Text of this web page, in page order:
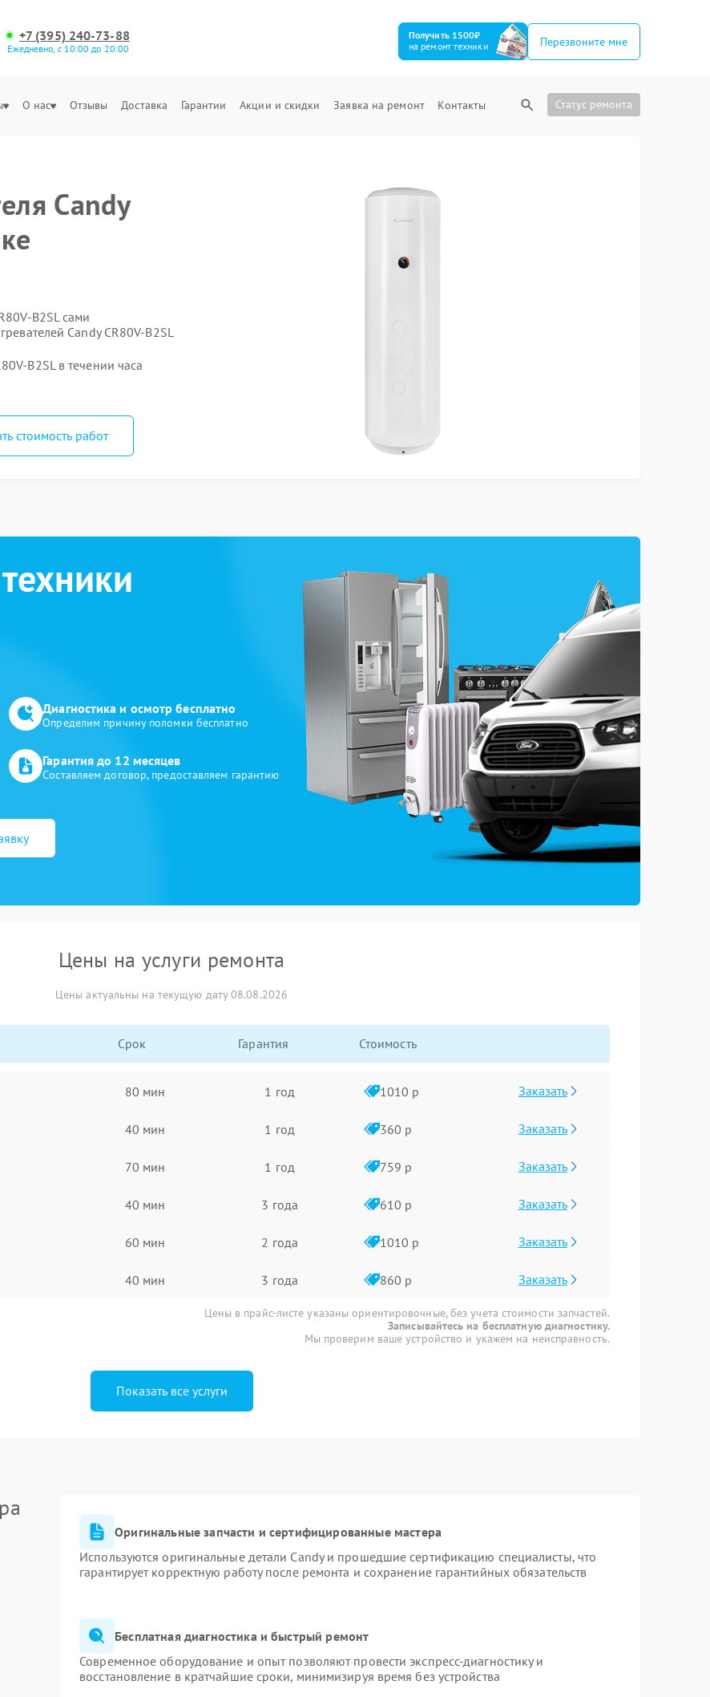
+7 (395) 240-73-88
Ежедневно, с 10:00 до 20:00
Получить 1500₽
на ремонт техники
Перезвоните мне
О нас Отзывы Доставка Гарантии Акции и скидки Заявка на ремонт Контакты Статус ремонта
Candy
B2SL сами
Candy CR80V-B2SL
B2SL в течении часа
стоимость работ
Диагностика и осмотр бесплатно
Определим причину поломки бесплатно
Гарантия до 12 месяцев
Составляем договор, предоставляем гарантию
Цены на услуги ремонта
Цены актуальны на текущую дату 08.08.2026
Срок Гарантия Стоимость
80 мин 1 год 1010 р Заказать
40 мин 1 год 360 р Заказать
70 мин 1 год 759 р Заказать
40 мин 3 года 610 р Заказать
60 мин 2 года 1010 р Заказать
40 мин 3 года 860 р Заказать
Цены в прайс-листе указаны ориентировочные, без учета стоимости запчастей.
Записывайтесь на бесплатную диагностику.
Мы проверим ваше устройство и укажем на неисправность.
Показать все услуги
Оригинальные запчасти и сертифицированные мастера
Используются оригинальные детали Candy и прошедшие сертификацию специалисты, что
гарантирует корректную работу после ремонта и сохранение гарантийных обязательств
Бесплатная диагностика и быстрый ремонт
Современное оборудование и опыт позволяют провести экспресс-диагностику и
восстановление в кратчайшие сроки, минимизируя время без устройства